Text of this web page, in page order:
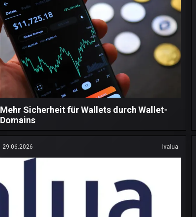
Mehr Sicherheit für Wallets durch Wallet-
Domains
29.06.2026 Ivalua